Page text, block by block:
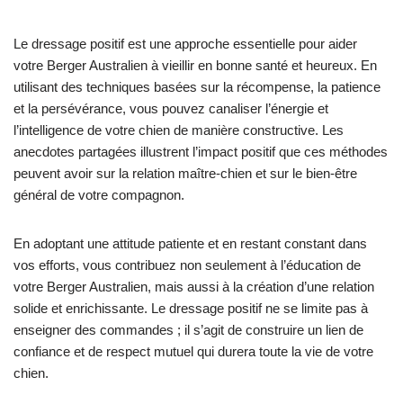
Le dressage positif est une approche essentielle pour aider
votre Berger Australien à vieillir en bonne santé et heureux. En
utilisant des techniques basées sur la récompense, la patience
et la persévérance, vous pouvez canaliser l’énergie et
l’intelligence de votre chien de manière constructive. Les
anecdotes partagées illustrent l’impact positif que ces méthodes
peuvent avoir sur la relation maître-chien et sur le bien-être
général de votre compagnon.
En adoptant une attitude patiente et en restant constant dans
vos efforts, vous contribuez non seulement à l’éducation de
votre Berger Australien, mais aussi à la création d’une relation
solide et enrichissante. Le dressage positif ne se limite pas à
enseigner des commandes ; il s’agit de construire un lien de
confiance et de respect mutuel qui durera toute la vie de votre
chien.